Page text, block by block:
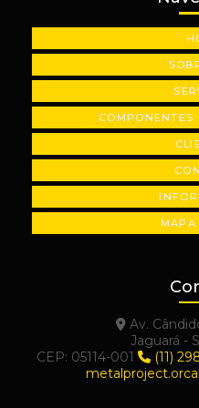
Usinagem de plásticos industriais
Usinagem de precisão
COMPONENTES
MAPA
Av.
Jaguará -
CEP: 05114-001
(11)